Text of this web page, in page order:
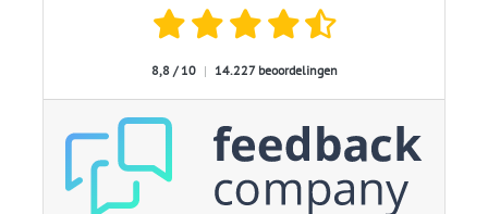
8,8 / 10 | 14.227 beoordelingen